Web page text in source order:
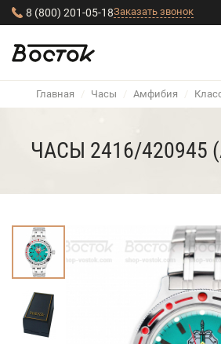
8 (800) 201-05-18Заказать звонок
Главная / Часы / Амфибия /
ЧАСЫ 2416/